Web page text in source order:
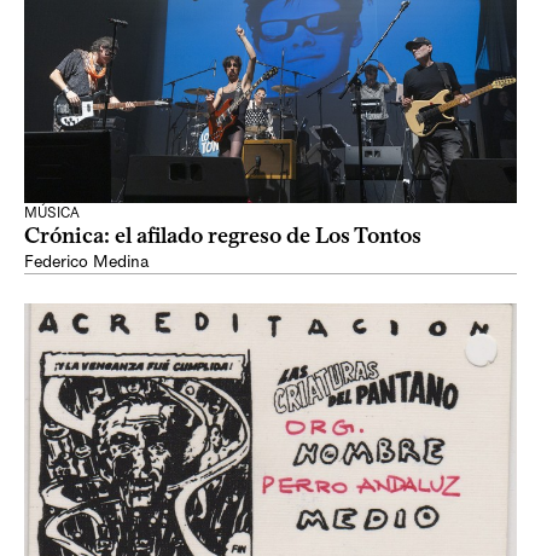
MÚSICA
Crónica: el afilado regreso de Los Tontos
Federico Medina